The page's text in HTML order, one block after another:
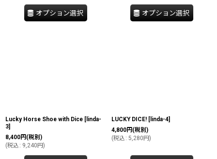
オプション選択 オプション選択
Lucky Horse Shoe with Dice [ linda-
3]
8,400円 (税別)
(税込 : 9,240円)
LUCKY DICE! [ linda-4]
4,800円 (税別)
(税込 : 5,280円)